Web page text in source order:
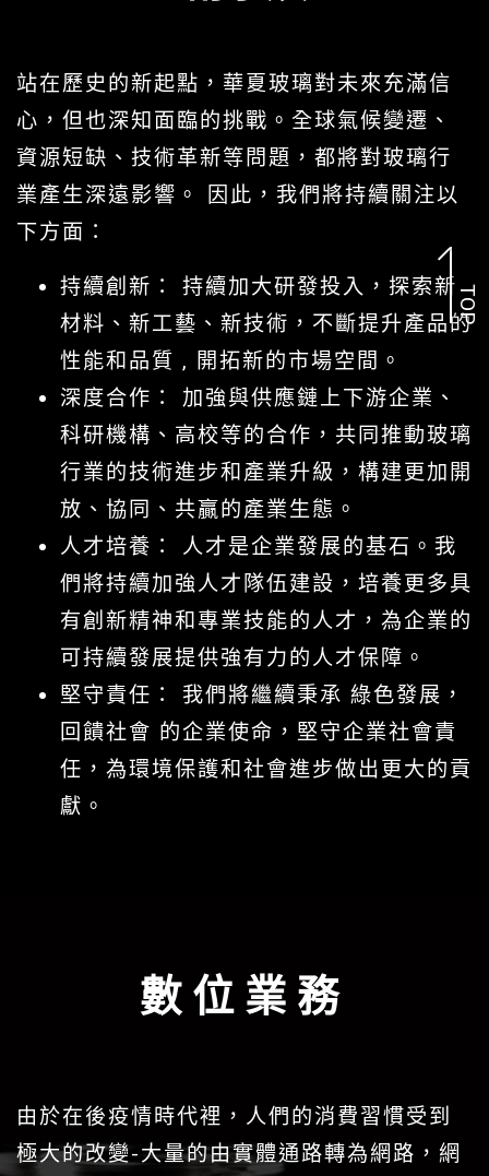
站在歷史的新起點，華夏玻璃對未來充滿信
心，但也深知面臨的挑戰。全球氣候變遷、
資源短缺、技術革新等問題，都將對玻璃行
業產生深遠影響。 因此，我們將持續關注以
下方面：
持續創新： 持續加大研發投入，探索新
材料、新工藝、新技術，不斷提升產品的
性能和品質 , 開拓新的市場空間。
深度合作： 加強與供應鏈上下游企業、
科研機構、高校等的合作，共同推動玻璃
行業的技術進步和產業升級，構建更加開
放、協同、共贏的產業生態。
人才培養： 人才是企業發展的基石。我
們將持續加強人才隊伍建設，培養更多具
有創新精神和專業技能的人才，為企業的
可持續發展提供強有力的人才保障。
堅守責任： 我們將繼續秉承 綠色發展，
回饋社會 的企業使命，堅守企業社會責
任，為環境保護和社會進步做出更大的貢
獻。
數位業務
由於在後疫情時代裡，⼈們的消費習慣受到
極⼤的改變-⼤量的由實體通路轉為網路，網
TOP